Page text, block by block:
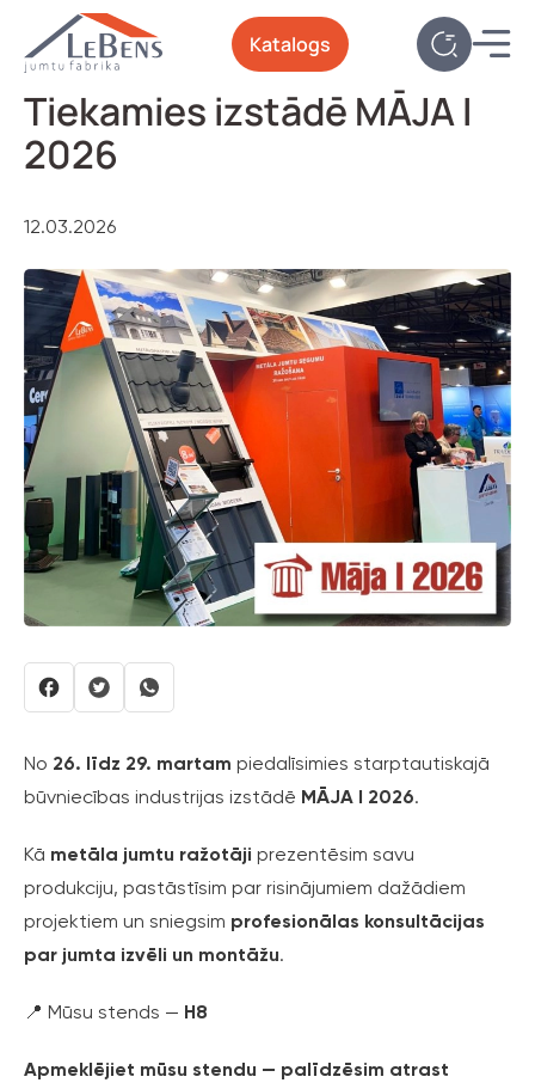
Katalogs
Tiekamies izstādē MĀJA I
2026
12.03.2026
No 26. līdz 29. martam piedalīsimies starptautiskajā
būvniecības industrijas izstādē MĀJA I 2026.
Kā metāla jumtu ražotāji prezentēsim savu
produkciju, pastāstīsim par risinājumiem dažādiem
projektiem un sniegsim profesionālas konsultācijas
par jumta izvēli un montāžu.
📍 Mūsu stends — H8
Apmeklējiet mūsu stendu — palīdzēsim atrast